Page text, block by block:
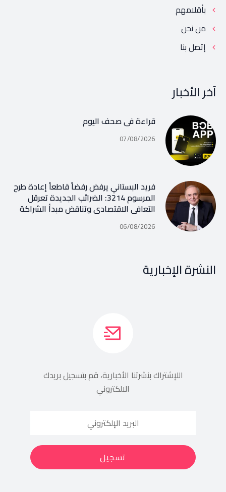
بأقلامهم
من نحن
إتصل بنا
آخر الأخبار
قراءة في صحف اليوم
07/08/2026
فريد البستاني يرفض رفضاً قاطعاً إعادة طرح
المرسوم 3214: الضرائب الجديدة تعرقل
التعافي الاقتصادي وتناقض مبدأ الشراكة
06/08/2026
النشرة الإخبارية
اللإشتراك بنشرتنا الأخبارية، قم بتسجيل بريدك
الالكتروني